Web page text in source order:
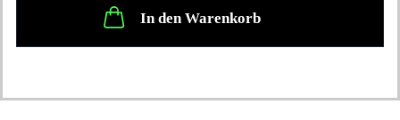
In den Warenkorb